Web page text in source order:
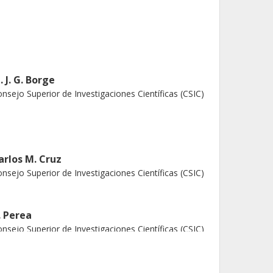
J. G. Borge
Superior de Investigaciones Científicas (CSIC)
M. Cruz
Superior de Investigaciones Científicas (CSIC)
Perea
Superior de Investigaciones Científicas (CSIC)